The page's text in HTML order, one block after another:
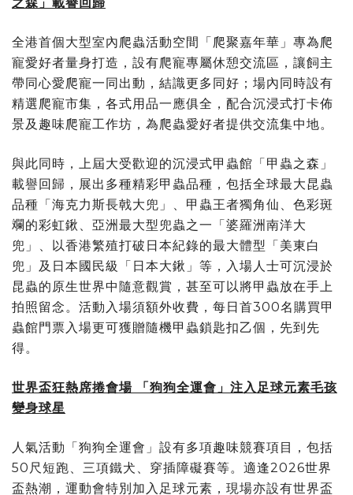
全港首個大型室內爬蟲活動空間「爬聚嘉年華」專為爬
寵愛好者量身打造，設有爬寵專屬休憩交流區，讓飼主
帶同心愛爬寵一同出動，結識更多同好；場內同時設有
精選爬寵市集，各式用品一應俱全，配合沉浸式打卡佈
景及趣味爬寵工作坊，為爬蟲愛好者提供交流集中地。
與此同時，上屆大受歡迎的沉浸式甲蟲館「甲蟲之森」
載譽回歸，展出多種精彩甲蟲品種，包括全球最大昆蟲
品種「海克力斯長戟大兜」、甲蟲王者獨角仙、色彩斑
斕的彩虹鍬、亞洲最大型兜蟲之一「婆羅洲南洋大
兜」、以香港繁殖打破日本紀錄的最大體型「美東白
兜」及日本國民級「日本大鍬」等，入場人士可沉浸於
昆蟲的原生世界中隨意觀賞，甚至可以將甲蟲放在手上
拍照留念。活動入場須額外收費，每日首300名購買甲
蟲館門票入場更可獲贈隨機甲蟲鎖匙扣乙個，先到先
得。
世界盃狂熱席捲會場 「狗狗全運會」注入足球元素毛孩
變身球星
人氣活動「狗狗全運會」設有多項趣味競賽項目，包括
50尺短跑、三項鐵犬、穿插障礙賽等。適逢2026世界
盃熱潮，運動會特別加入足球元素，現場亦設有世界盃